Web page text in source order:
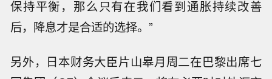
保持平衡，那么只有在我们看到通胀持续改善
后，降息才是合适的选择。”
另外，日本财务大臣片山皋月周二在巴黎出席七